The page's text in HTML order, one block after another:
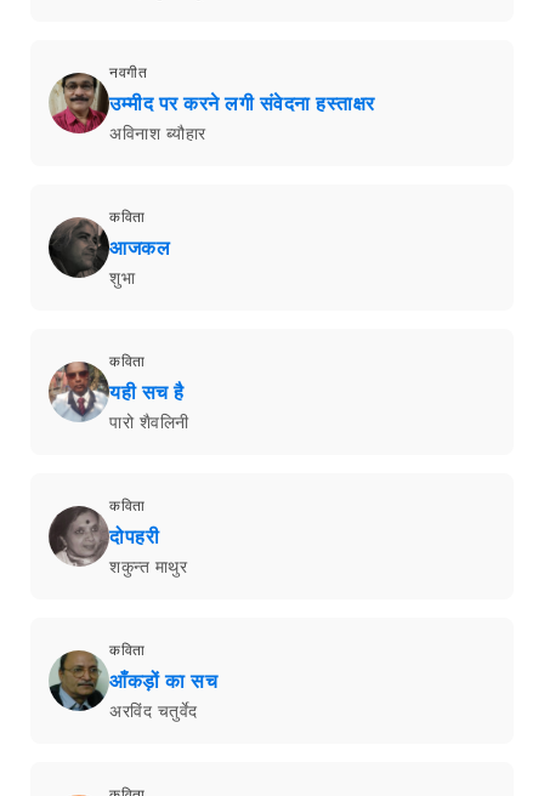
नवगीत
उम्मीद पर करने लगी संवेदना हस्ताक्षर
अविनाश ब्यौहार
कविता
आजकल
शुभा
कविता
यही सच है
पारो शैवलिनी
कविता
दोपहरी
शकुन्त माथुर
कविता
आँकड़ों का सच
अरविंद चतुर्वेद